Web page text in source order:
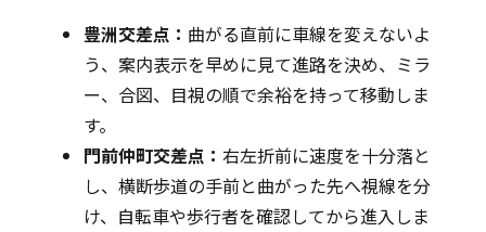
豊洲交差点： 曲がる直前に車線を変えないよ
う、案内表示を早めに見て進路を決め、ミラ
ー、合図、目視の順で余裕を持って移動しま
す。
門前仲町交差点：右左折前に速度を十分落と
し、横断歩道の手前と曲がった先へ視線を分
け、自転車や歩行者を確認してから進入しま